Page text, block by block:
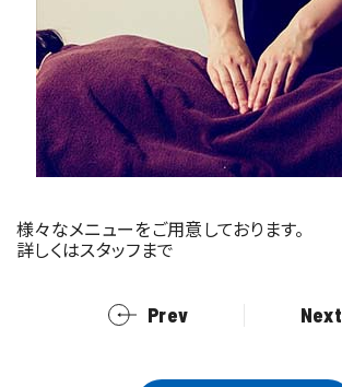
様々なメニューをご用意しております。
詳しくはスタッフまで
Prev Next